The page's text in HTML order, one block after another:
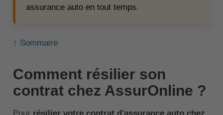
assurance auto en tout temps.
↑ Sommaire
Comment résilier son
contrat chez AssurOnline ?
Pour résilier votre contrat d'assurance auto chez